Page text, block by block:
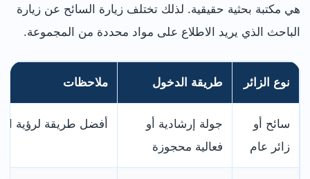
هي مكتبة بحثية حقيقية. لذلك تختلف زيارة السائح عن زيارة
الباحث الذي يريد الاطلاع على مواد محددة من المجموعة.
نوع الزائر طريقة الدخول ملاحظات
سائح أو
زائر عام
جولة إرشادية أو
فعالية محجوزة
أفضل طريقة لرؤية